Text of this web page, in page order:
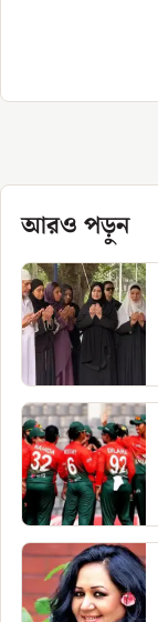
আরও পড়ুন